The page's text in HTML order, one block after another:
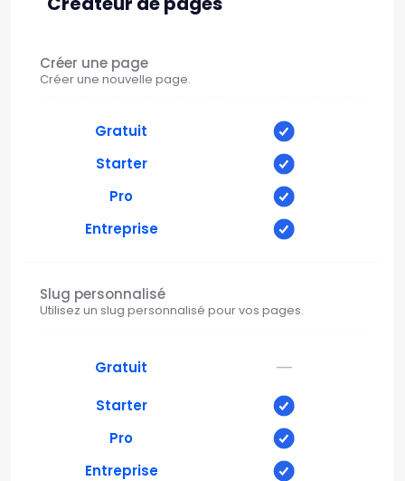
Créer une page
Créer une nouvelle page.
Gratuit
Starter
Pro
Entreprise
Slug personnalisé
Utilisez un slug personnalisé pour vos pages.
Gratuit —
Starter
Pro
Entreprise